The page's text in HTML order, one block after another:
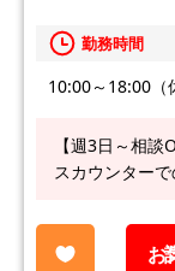
勤務時間
10:00～18:00（
【週3日～相
スカウンター
お